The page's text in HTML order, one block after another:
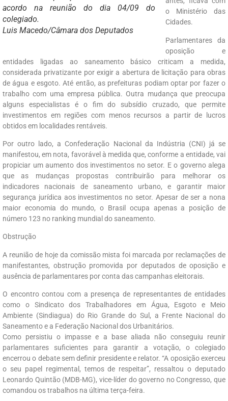
acordo na reunião do dia 04/09 do
colegiado.
Luis Macedo/Câmara dos Deputados
o Ministério das
Cidades.
Parlamentares da
oposição e
entidades ligadas ao saneamento básico criticam a medida,
considerada privatizante por exigir a abertura de licitação para obras
de água e esgoto. Até então, as prefeituras podiam optar por fazer o
trabalho com uma empresa pública. Outra mudança que preocupa
alguns especialistas é o fim do subsídio cruzado, que permite
investimentos em regiões com menos recursos a partir de lucros
obtidos em localidades rentáveis.
Por outro lado, a Confederação Nacional da Indústria (CNI) já se
manifestou, em nota, favorável à medida que, conforme a entidade, vai
propiciar um aumento dos investimentos no setor. E o governo alega
que as mudanças propostas contribuirão para melhorar os
indicadores nacionais de saneamento urbano, e garantir maior
segurança jurídica aos investimentos no setor. Apesar de ser a nona
maior economia do mundo, o Brasil ocupa apenas a posição de
número 123 no ranking mundial do saneamento.
Obstrução
A reunião de hoje da comissão mista foi marcada por reclamações de
manifestantes, obstrução promovida por deputados de oposição e
ausência de parlamentares por conta das campanhas eleitorais.
O encontro contou com a presença de representantes de entidades
como o Sindicato dos Trabalhadores em Água, Esgoto e Meio
Ambiente (Sindiagua) do Rio Grande do Sul, a Frente Nacional do
Saneamento e a Federação Nacional dos Urbanitários.
Como persistiu o impasse e a base aliada não conseguiu reunir
parlamentares suficientes para garantir a votação, o colegiado
encerrou o debate sem definir presidente e relator. “A oposição exerceu
o seu papel regimental, temos de respeitar”, ressaltou o deputado
Leonardo Quintão (MDB-MG), vice-líder do governo no Congresso, que
comandou os trabalhos na última terça-feira.